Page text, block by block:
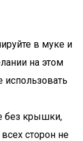
в муке и
на этом
использовать
без крышки,
сторон не